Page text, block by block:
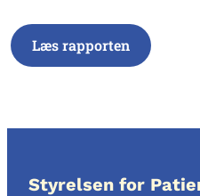
Læs rapporten
Styrelsen for